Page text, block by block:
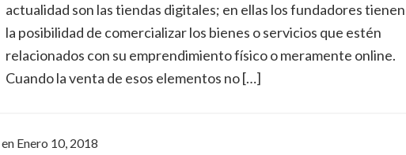
actualidad son las tiendas digitales; en ellas los fundadores tienen
la posibilidad de comercializar los bienes o servicios que estén
relacionados con su emprendimiento físico o meramente online.
Cuando la venta de esos elementos no […]
en Enero 10, 2018